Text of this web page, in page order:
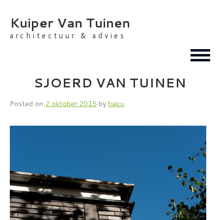
content
Kuiper Van Tuinen
architectuur & advies
SJOERD VAN TUINEN
Posted on 2 oktober 2015 byhaicu